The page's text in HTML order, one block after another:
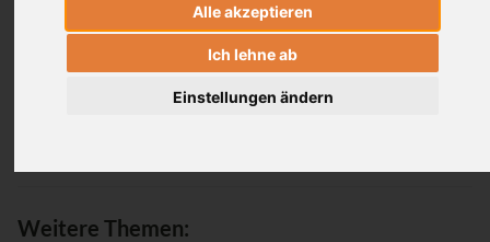
Alle akzeptieren
Ich lehne ab
Einstellungen ändern
Passwort vergessen / Registrieren
Weitere Themen: